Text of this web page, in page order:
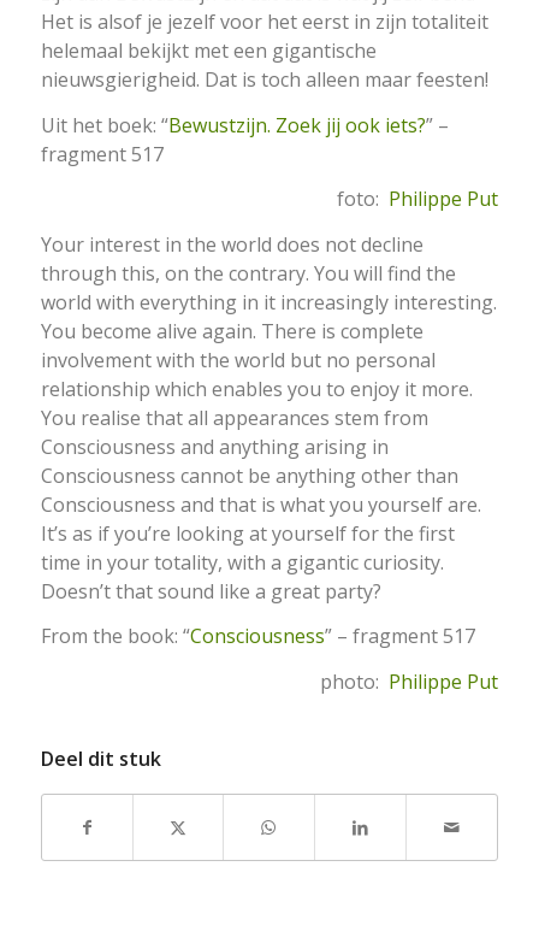
Het is alsof je jezelf voor het eerst in zijn totaliteit
helemaal bekijkt met een gigantische
nieuwsgierigheid. Dat is toch alleen maar feesten!
Uit het boek: “Bewustzijn. Zoek jij ook iets?” –
fragment 517
foto: Philippe Put
Your interest in the world does not decline
through this, on the contrary. You will find the
world with everything in it increasingly interesting.
You become alive again. There is complete
involvement with the world but no personal
relationship which enables you to enjoy it more.
You realise that all appearances stem from
Consciousness and anything arising in
Consciousness cannot be anything other than
Consciousness and that is what you yourself are.
It’s as if you’re looking at yourself for the first
time in your totality, with a gigantic curiosity.
Doesn’t that sound like a great party?
From the book: “Consciousness” – fragment 517
photo: Philippe Put
Deel dit stuk